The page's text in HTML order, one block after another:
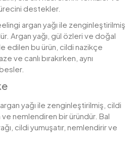
destekler.
argan yağı ile zenginleştirilmiş
Argan yağı, gül özleri ve doğal
edilen bu ürün, cildi nazikçe
ve canlı bırakırken, aynı
yağı ile zenginleştirilmiş, cildi
nemlendiren bir üründür. Bal
cildi yumuşatır, nemlendirir ve